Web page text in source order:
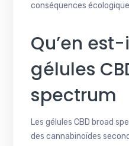
conséquences
Qu’en
gélules
spectrum
Les gélules CBD broad
des cannabinoïdes